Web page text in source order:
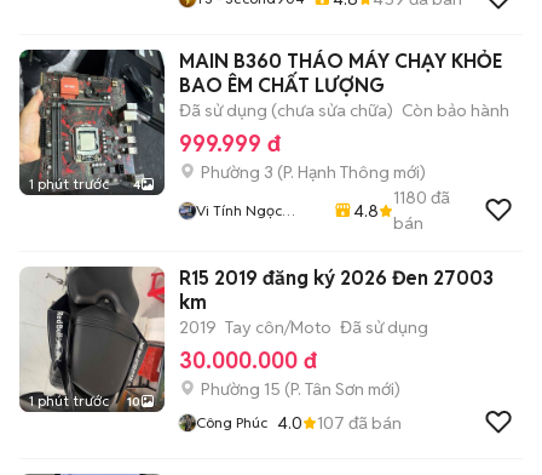
1 phút trước 4
MAIN B360 THÁO MÁY CHẠY KHỎE
BAO ÊM CHẤT LƯỢNG
Đã sử dụng (chưa sửa chữa) Còn bảo hành
999.999 đ
Phường 3 (P. Hạnh Thông mới)
Vi Tính Ngọc
4.8
1180 đã
bán
1 phút trước 10
R15 2019 đăng ký 2026 Đen 27003
km
2019 Tay côn/Moto Đã sử dụng
30.000.000 đ
Phường 15 (P. Tân Sơn mới)
Công Phúc 4.0 107 đã bán